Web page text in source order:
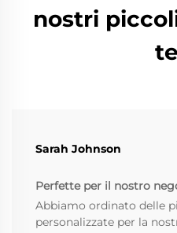
nostri
Sarah Johnson
Perfette per il nostro
Abbiamo ordinato delle
personalizzate per la